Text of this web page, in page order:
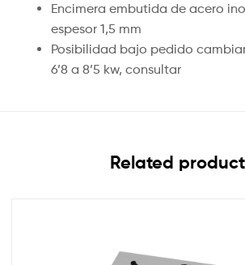
Encimera embutida de acero
espesor 1,5 mm
Posibilidad bajo pedido
6’8 a 8’5 kw, consultar
Related